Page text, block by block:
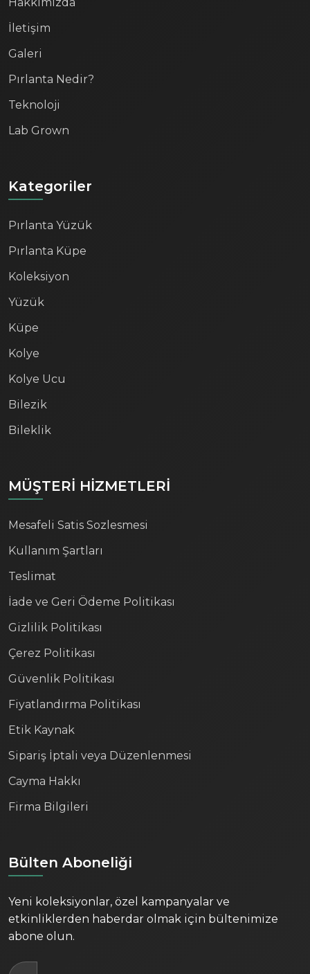
İletişim
Galeri
Pırlanta Nedir?
Teknoloji
Lab Grown
Kategoriler
Pırlanta Yüzük
Pırlanta Küpe
Koleksiyon
Yüzük
Küpe
Kolye
Kolye Ucu
Bilezik
Bileklik
MÜŞTERİ HİZMETLERİ
Mesafeli Satis Sozlesmesi
Kullanım Şartları
Teslimat
İade ve Geri Ödeme Politikası
Gizlilik Politikası
Çerez Politikası
Güvenlik Politikası
Fiyatlandırma Politikası
Etik Kaynak
Sipariş İptali veya Düzenlenmesi
Cayma Hakkı
Firma Bilgileri
Bülten Aboneliği
Yeni koleksiyonlar, özel kampanyalar ve
etkinliklerden haberdar olmak için bültenimize
abone olun.